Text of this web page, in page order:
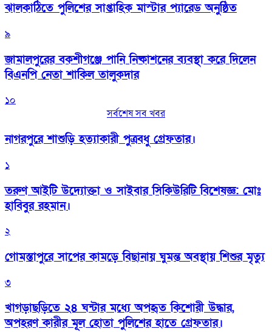
‎ঝালকাঠিতে পুলিশের সাপ্তাহিক মাস্টার প্যারেড অনুষ্ঠিত
৯
জামালপুরের বকশীগঞ্জে পানি নিষ্কাশনের ব্যবস্থা করে দিলেন
বিএনপি নেতা শাকিল তালুকদার
১০
সর্বশেষ সব খবর
নাগরপুরে শাশুড়ি হত্যাকারী পুত্রবধু গ্রেফতার।
১
তরুণ আইটি উদ্যোক্তা ও সাইবার সিকিউরিটি বিশেষজ্ঞ: মোঃ
হাবিবুর রহমান।
২
গোমস্তাপুরে সাপের কামড়ে বিছানায় ঘুমন্ত অবস্থায় শিশুর মৃত্যু
৩
খাগড়াছড়িতে ২৪ ঘন্টার মধ্যে অপহৃত কিশোরী উদ্ধার,
অপহরণ কারীর মূল হোতা পুলিশের হাতে গ্রেফতার।